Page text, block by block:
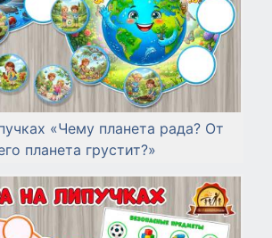
«Чему планета рада? От
планета грустит?»